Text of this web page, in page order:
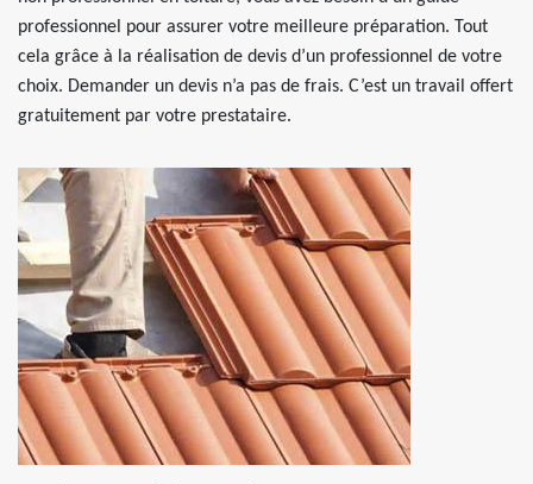
professionnel pour assurer votre meilleure préparation. Tout
cela grâce à la réalisation de devis d’un professionnel de votre
choix. Demander un devis n’a pas de frais. C’est un travail offert
gratuitement par votre prestataire.